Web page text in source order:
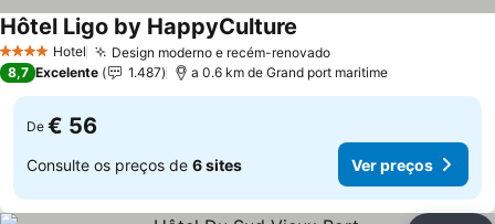
4 EstrelasHotel Design moderno e recém-renovadoVer preços
Hôtel Ligo by HappyCulture
8,7 Excelente 1.487 a 0.6 km de Grand port maritime
De € 56
Consulte os preços de 6 sites Ver preços